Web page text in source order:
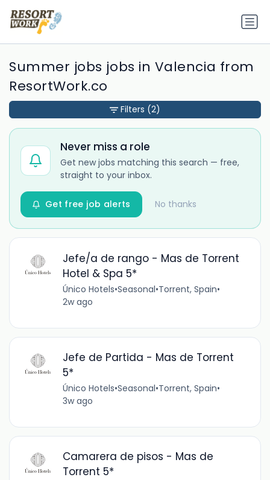
Summer jobs jobs in Valencia from
ResortWork.co
Never miss a role
Get new jobs matching this search — free,
straight to your inbox.
No thanks
Get free job alerts
Jefe/a de rango - Mas de Torrent
Hotel & Spa 5*
Único Hotels•Seasonal•Torrent, Spain•
2w ago
Jefe de Partida - Mas de Torrent
5*
Único Hotels•Seasonal•Torrent, Spain•
3w ago
Camarera de pisos - Mas de
Torrent 5*
Filters (2)